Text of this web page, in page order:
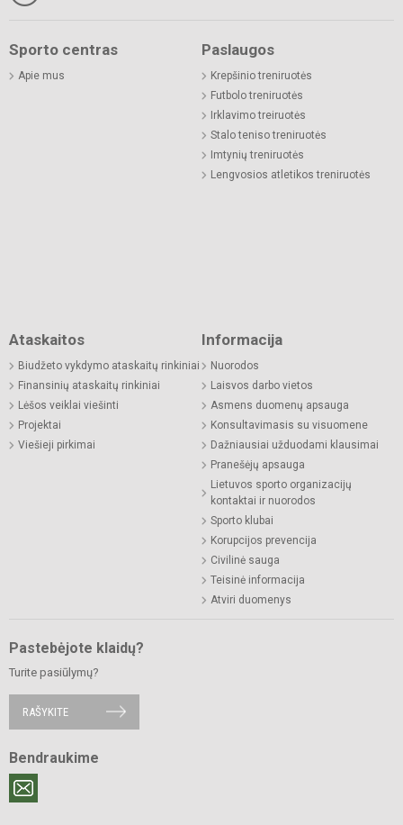
Sporto centras
Apie mus
Paslaugos
Krepšinio treniruotės
Futbolo treniruotės
Irklavimo treiruotės
Stalo teniso treniruotės
Imtynių treniruotės
Lengvosios atletikos treniruotės
Ataskaitos
Biudžeto vykdymo ataskaitų rinkiniai
Finansinių ataskaitų rinkiniai
Lėšos veiklai viešinti
Projektai
Viešieji pirkimai
Informacija
Nuorodos
Laisvos darbo vietos
Asmens duomenų apsauga
Konsultavimasis su visuomene
Dažniausiai užduodami klausimai
Pranešėjų apsauga
Lietuvos sporto organizacijų
kontaktai ir nuorodos
Sporto klubai
Korupcijos prevencija
Civilinė sauga
Teisinė informacija
Atviri duomenys
Pastebėjote klaidų?
Turite pasiūlymų?
RAŠYKITE
Bendraukime